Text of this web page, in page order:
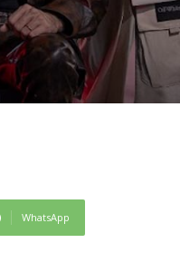
WhatsApp